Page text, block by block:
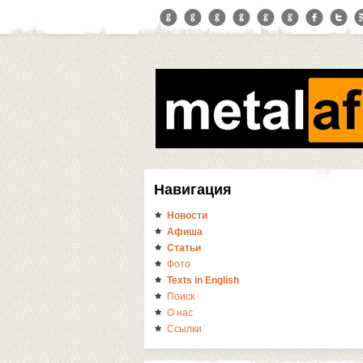
Навигация
Новости
Афиша
Статьи
Фото
Texts in English
Поиск
О нас
Ссылки